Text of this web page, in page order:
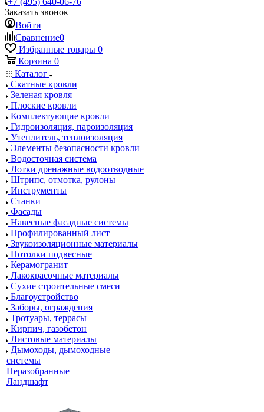
Заказать звонок
Войти
Сравнение0
Избранные товары 0
Корзина 0
Каталог
Скатные кровли
Зеленая кровля
Плоские кровли
Комплектующие кровли
Гидроизоляция, пароизоляция
Утеплитель, теплоизоляция
Элементы безопасности кровли
Водосточная система
Лотки дренажные водоотводные
Штрипс, отмотка, рулоны
Инструменты
Станки
Фасады
Навесные фасадные системы
Профилированный лист
Звукоизоляционные материалы
Потолки подвесные
Керамогранит
Лакокрасочные материалы
Сухие строительные смеси
Благоустройство
Заборы, ограждения
Тротуары, террасы
Кирпич, газобетон
Листовые материалы
Дымоходы, дымоходные
системы
Неразобранные
Ландшафт